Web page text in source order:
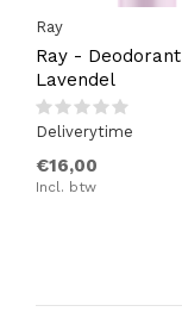
Ray
Ray -
Lavendel
Deliverytime
€16,00
Incl. btw